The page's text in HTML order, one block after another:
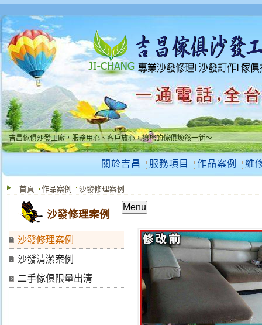
吉昌傢俱沙發工廠，服務用心、客戶放心，讓您的傢俱煥然一新～
吉昌傢俱沙發工廠，服務用心、客戶放心，讓您的傢俱煥然一新～
關於吉昌 服務項目 作品案例 維
首頁 作品案例 沙發修理案例
沙發修理案例
Menu
沙發修理案例
沙發清潔案例
二手傢俱限量出清